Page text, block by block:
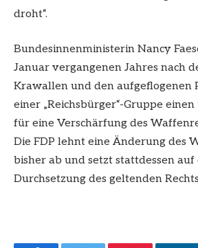
droht“.
Bundesinnenministerin Nancy
Januar vergangenen Jahres nach
Krawallen und den aufgeflogenen
einer „Reichsbürger“-Gruppe
für eine Verschärfung des
Die FDP lehnt eine Änderung des
bisher ab und setzt stattdessen auf
Durchsetzung des geltenden